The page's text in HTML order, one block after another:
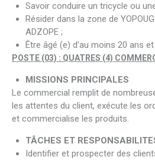
Savoir conduire un tricycle ou
Résider dans la zone de
ADZOPE ;
Être âgé (e) d’au moins 20 ans
POSTE (03) : QUATRES (4)
MISSIONS PRINCIPALES
Le commercial remplit de
les attentes du client, exécute les
et commercialise les produits.
TÂCHES ET
Identifier et prospecter des